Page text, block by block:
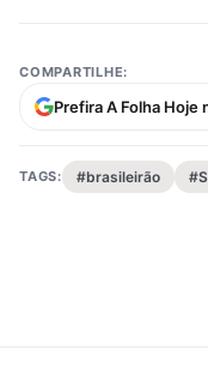
COMPARTILHE:
Prefira A Folha Hoje
TAGS: #brasileirão